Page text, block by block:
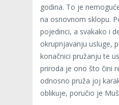
godina. To je
na osnovnom sklopu.
pojedinci, a svakako i
okrupnjavanju usluge,
konačnici pružanju te
priroda je ono što čini
odnosno pruža joj
oblikuje, poručio je